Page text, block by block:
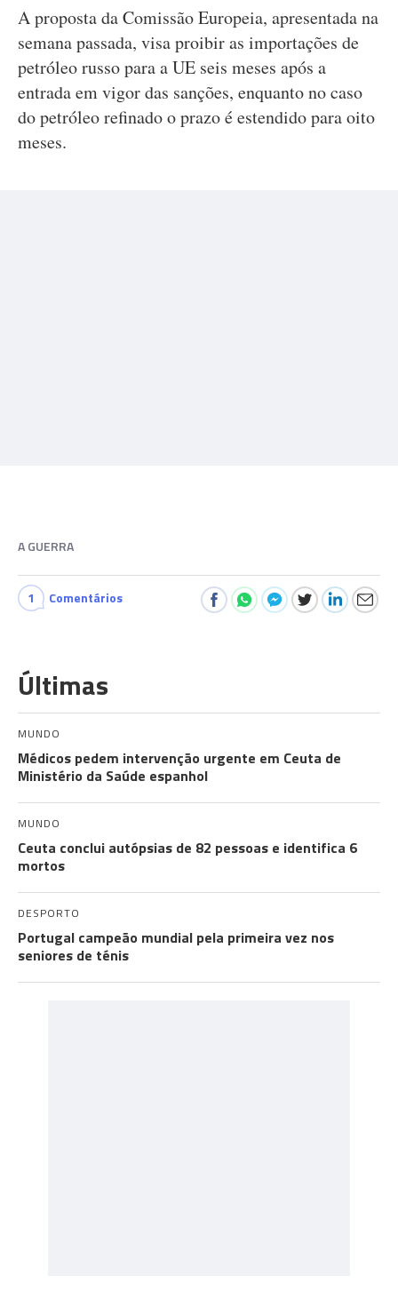
A proposta da Comissão Europeia, apresentada na
semana passada, visa proibir as importações de
petróleo russo para a UE seis meses após a
entrada em vigor das sanções, enquanto no caso
do petróleo refinado o prazo é estendido para oito
meses.
A GUERRA
1 Comentários
Últimas
MUNDO
Médicos pedem intervenção urgente em Ceuta de
Ministério da Saúde espanhol
MUNDO
Ceuta conclui autópsias de 82 pessoas e identifica 6
mortos
DESPORTO
Portugal campeão mundial pela primeira vez nos
seniores de ténis